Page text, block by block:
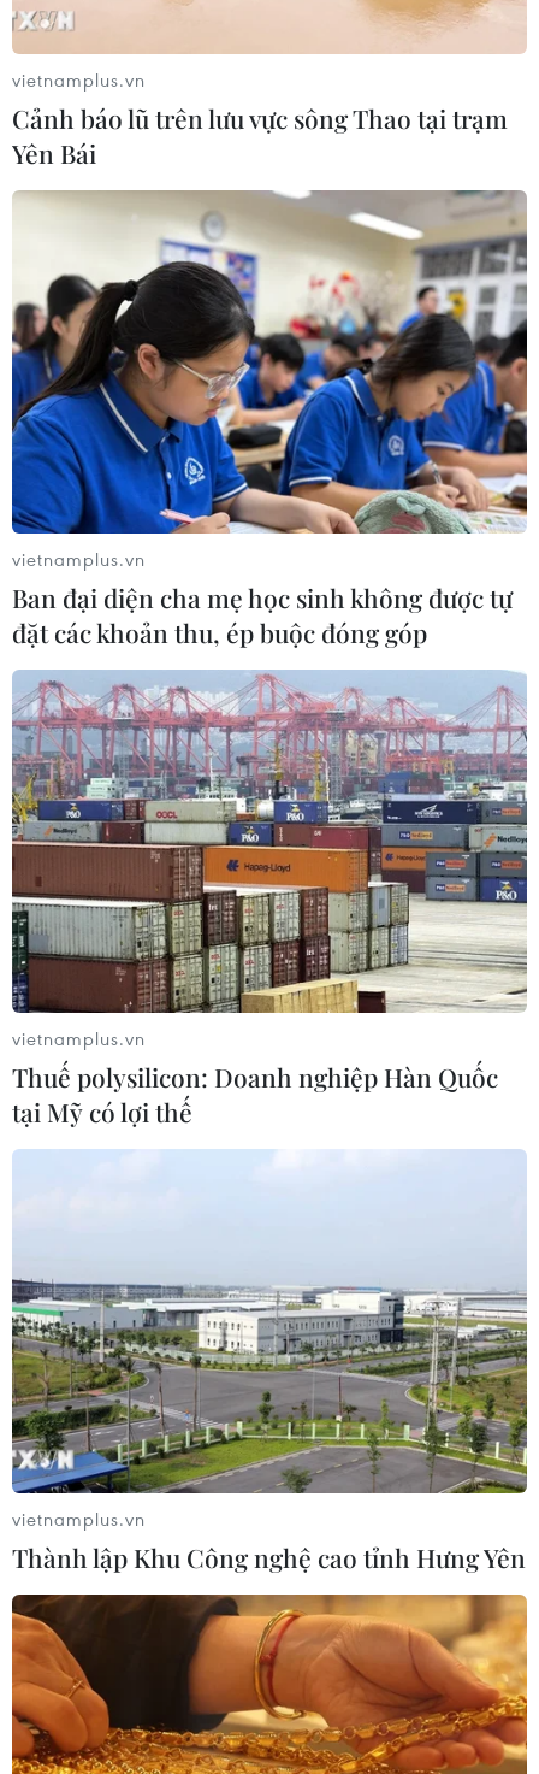
TIN CÙNG CHUYÊN MỤC
Bế mạc Hội thi lực lượng tham gia
bảo vệ an ninh, trật tự ở cơ sở giỏi
toàn quốc
vietnamplus.vn
Cảnh báo lũ trên lưu vực sông Thao tại trạm
Yên Bái
vietnamplus.vn
Ban đại diện cha mẹ học sinh không được tự
đặt các khoản thu, ép buộc đóng góp
vietnamplus.vn
Thuế polysilicon: Doanh nghiệp Hàn Quốc
tại Mỹ có lợi thế
vietnamplus.vn
Thành lập Khu Công nghệ cao tỉnh Hưng Yên